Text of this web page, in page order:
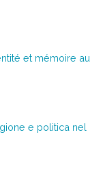
et mémoire au
e politica nel